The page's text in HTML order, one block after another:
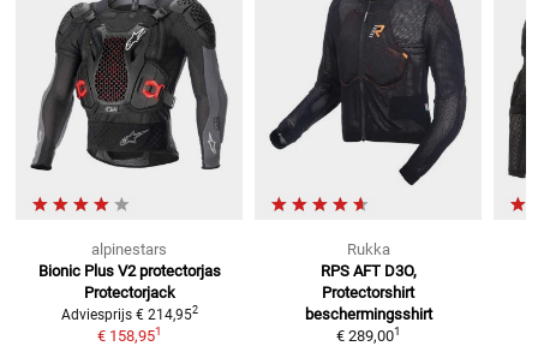
alpinestars
Bionic Plus V2 protectorjas
Protectorjack
Adviesprijs € 214,952
€ 158,951
Rukka
RPS AFT D3O,
Protectorshirt
beschermingsshirt
€ 289,001